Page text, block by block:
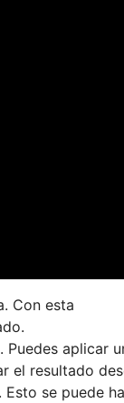
Con esta
aplicar
el resultado
se puede